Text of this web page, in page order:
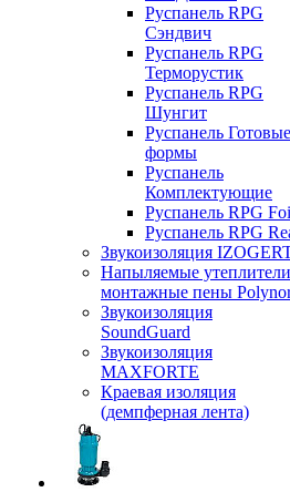
Руспанель RPG
Сэндвич
Руспанель RPG
Терморустик
Руспанель RPG
Шунгит
Руспанель Готовые
формы
Руспанель
Комплектующие
Руспанель RPG
Руспанель RPG
Звукоизоляция
Напыляемые
монтажные пены
Звукоизоляция
SoundGuard
Звукоизоляция
MAXFORTE
Краевая изоляция
(демпферная лента)